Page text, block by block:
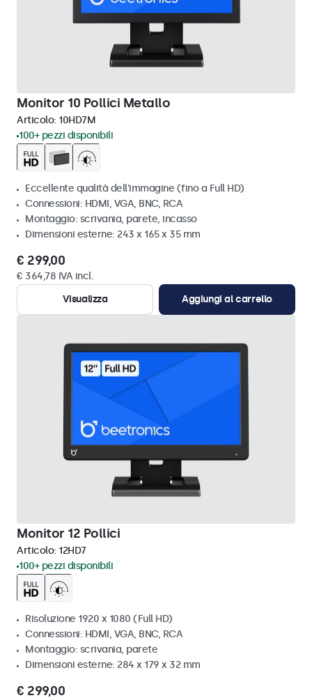
Monitor 10 Pollici Metallo
Articolo: 10HD7M
100+ pezzi disponibili
Eccellente qualità dell'immagine (fino a Full HD)
Connessioni: HDMI, VGA, BNC, RCA
Montaggio: scrivania, parete, incasso
Dimensioni esterne: 243 x 165 x 35 mm
€ 299,00
€ 364,78 IVA incl.
Visualizza
Aggiungi al carrello
Monitor 12 Pollici
Articolo: 12HD7
100+ pezzi disponibili
Risoluzione 1920 x 1080 (Full HD)
Connessioni: HDMI, VGA, BNC, RCA
Montaggio: scrivania, parete
Dimensioni esterne: 284 x 179 x 32 mm
€ 299,00